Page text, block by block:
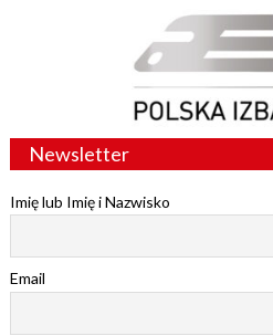
Newsletter
Imię lub Imię i Nazwisko
Email